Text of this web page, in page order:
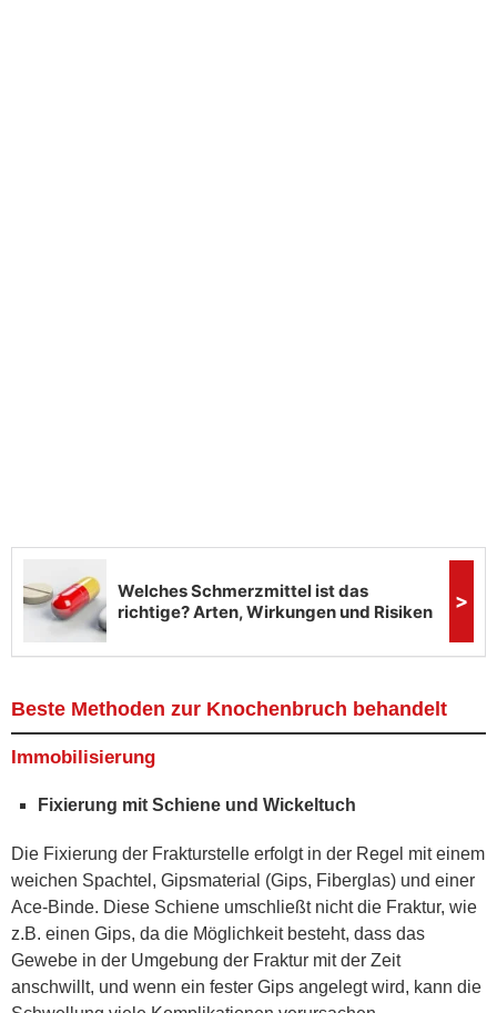
Beste Methoden zur Knochenbruch behandelt
Immobilisierung
Fixierung mit Schiene und Wickeltuch
Die Fixierung der Frakturstelle erfolgt in der Regel mit einem
weichen Spachtel, Gipsmaterial (Gips, Fiberglas) und einer
Ace-Binde. Diese Schiene umschließt nicht die Fraktur, wie
z.B. einen Gips, da die Möglichkeit besteht, dass das
Gewebe in der Umgebung der Fraktur mit der Zeit
anschwillt, und wenn ein fester Gips angelegt wird, kann die